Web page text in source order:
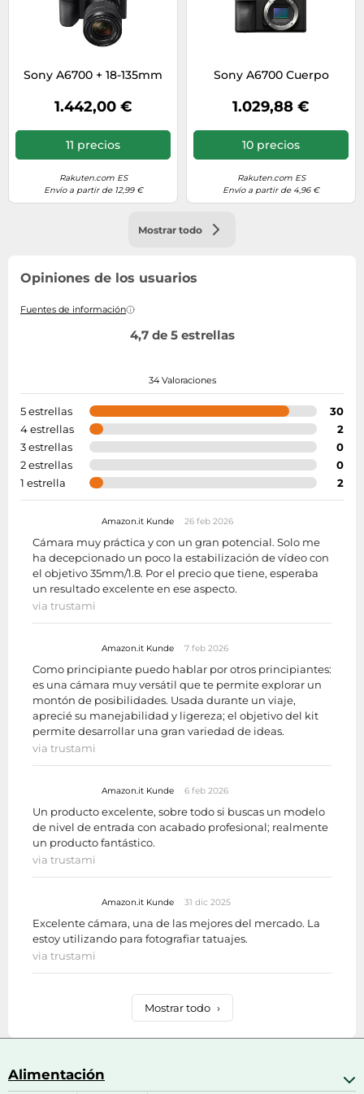
Sony A6700 + 18-135mm
1.442,00 €
11 precios
Rakuten.com ES
Envío a partir de 12,99 €
Sony A6700 Cuerpo
1.029,88 €
10 precios
Rakuten.com ES
Envío a partir de 4,96 €
Mostrar todo
Opiniones de los usuarios
Fuentes de información
4,7 de 5 estrellas
34 Valoraciones
5 estrellas
30
4 estrellas
2
3 estrellas
0
2 estrellas
0
1 estrella
2
Amazon.it Kunde 26 feb 2026
Cámara muy práctica y con un gran potencial. Solo me
ha decepcionado un poco la estabilización de vídeo con
el objetivo 35mm/1.8. Por el precio que tiene, esperaba
un resultado excelente en ese aspecto.
via trustami
Amazon.it Kunde 7 feb 2026
Como principiante puedo hablar por otros principiantes:
es una cámara muy versátil que te permite explorar un
montón de posibilidades. Usada durante un viaje,
aprecié su manejabilidad y ligereza; el objetivo del kit
permite desarrollar una gran variedad de ideas.
via trustami
Amazon.it Kunde 6 feb 2026
Un producto excelente, sobre todo si buscas un modelo
de nivel de entrada con acabado profesional; realmente
un producto fantástico.
via trustami
Amazon.it Kunde 31 dic 2025
Excelente cámara, una de las mejores del mercado. La
estoy utilizando para fotografiar tatuajes.
via trustami
Mostrar todo ›
Alimentación